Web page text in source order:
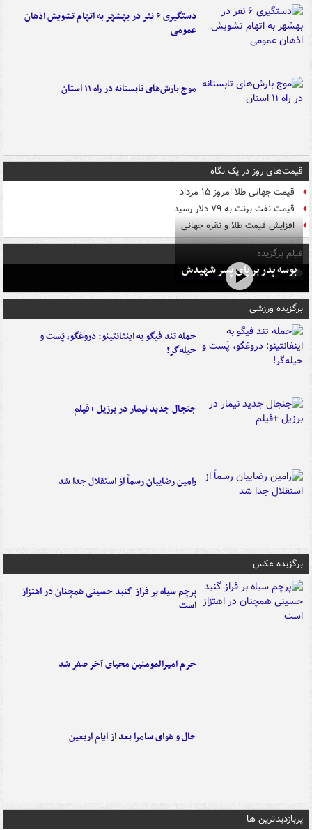
دستگیری ۶ نفر در بهشهر به اتهام تشویش اذهان
عمومی
موج بارش‌های تابستانه در راه ۱۱ استان
قیمت‌های روز در یک نگاه
قیمت جهانی طلا امروز ۱۵ مرداد
قیمت نفت برنت به ۷۹ دلار رسید
افزایش قیمت طلا و نقره جهانی
فیلم برگزیده
بوسه‌ پدر بر پای پسر شهیدش
برگزیده ورزشی
حمله تند فیگو به اینفانتینو: دروغگو، پَست‌ و
حیله‌گر!
جنجال جدید نیمار در برزیل +فیلم
رامین رضاییان رسماً از استقلال جدا شد
برگزیده عکس
پرچم سیاه بر فراز گنبد حسینی همچنان در اهتزاز
است
حرم امیرالمومنین محیای آخر صفر شد
حال و هوای سامرا بعد از ایام اربعین
پربازدیدترین ها